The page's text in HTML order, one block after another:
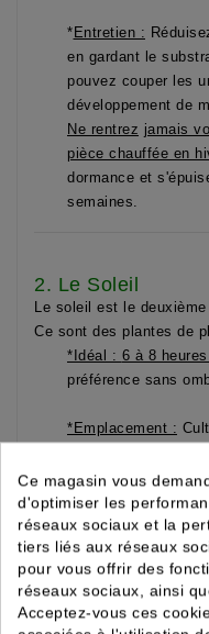
* Entretien :
en gardant le
pouvez couper les
développement de
Ne rentrez jamais
pièce chauffée en
dormance et
semaines.
2. Le Soleil
Le soleil est le
Ce sont des plantes de
*Idéal : 6 à 8
préférence sans
*Emplacement :
*Signes : Des
développent des
pourpre) sur leurs
Une plante en
produira pas
Ce magasin vous
d'optimiser les
réseaux sociaux et la
tiers liés aux réseaux
pour vous offrir des
réseaux sociaux, ainsi
Acceptez-vous ces